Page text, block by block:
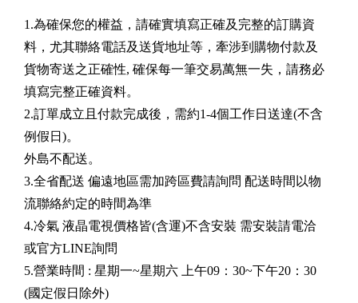
1.為確保您的權益，請確實填寫正確及完整的訂購資
料，尤其聯絡電話及送貨地址等，牽涉到購物付款及
貨物寄送之正確性, 確保每一筆交易萬無一失，請務必
填寫完整正確資料。
2.訂單成立且付款完成後，需約1-4個工作日送達(不含
例假日)。
外島不配送。
3.全省配送 偏遠地區需加跨區費請詢問 配送時間以物
流聯絡約定的時間為準
4.冷氣 液晶電視價格皆(含運)不含安裝 需安裝請電洽
或官方LINE詢問
5.營業時間 : 星期一~星期六 上午09：30~下午20：30
(國定假日除外)